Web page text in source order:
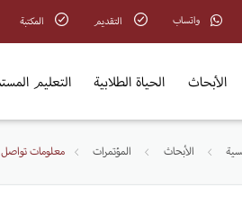
واتساب التقديم المكتبة
الأبحاث الحياة الطلابية التعليم
الأبحاث المؤتمرات معلومات تواصل